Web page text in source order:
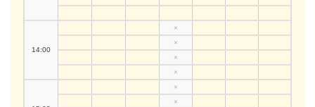
14:00
×
×
×
×
×
×